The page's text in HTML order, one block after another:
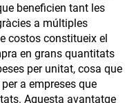
beneficien tant les
a múltiples
costos constitueix el
en grans quantitats
per unitat, cosa que
a empreses que
Aquesta avantatge